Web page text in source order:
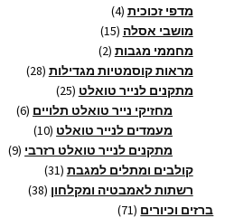
מדפי זכוכית 4
4
מוצרים מושבי אסלה 15
15
מוצרים
מחממי מגבות 2
2
מוצרים
מראות קוסמטיות מגדילות 28
28
מתקנים לנייר טואלט 25
25
מוצרים
מחזיקי נייר טואלט תלויים 6
6
מעמדים לנייר טואלט 10
10
מוצריםמתקנים לנייר טואלט רזרבי 9
9
קולבים ומתלים למגבת 31
31
מוצרים רשתות לאמבטיה ומקלחון 38
38
ברזים וכיורים 71
71